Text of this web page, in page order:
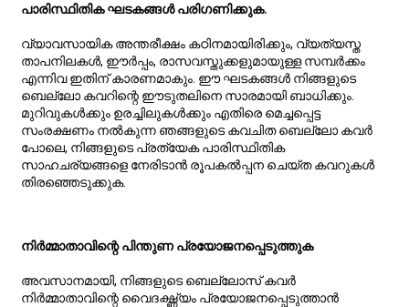
പാരിസ്ഥിതിക ഘടകങ്ങൾ പരിഗണിക്കുക.
വ്യാവസായിക അന്തരീക്ഷം കഠിനമായിരിക്കും, വ്യത്യസ്ത
താപനിലകൾ, ഈർപ്പം, രാസവസ്തുക്കളുമായുള്ള സമ്പർക്കം
എന്നിവ ഇതിന് കാരണമാകും. ഈ ഘടകങ്ങൾ നിങ്ങളുടെ
ബെല്ലോ കവറിന്റെ ഈടുതലിനെ സാരമായി ബാധിക്കും.
മുറിവുകൾക്കും ഉരച്ചിലുകൾക്കും എതിരെ മെച്ചപ്പെട്ട
സംരക്ഷണം നൽകുന്ന ഞങ്ങളുടെ കവചിത ബെല്ലോ കവർ
പോലെ, നിങ്ങളുടെ പ്രത്യേക പാരിസ്ഥിതിക
സാഹചര്യങ്ങളെ നേരിടാൻ രൂപകൽപ്പന ചെയ്ത കവറുകൾ
തിരഞ്ഞെടുക്കുക.
നിർമ്മാതാവിന്റെ പിന്തുണ പ്രയോജനപ്പെടുത്തുക
അവസാനമായി, നിങ്ങളുടെ ബെല്ലോസ് കവർ
നിർമ്മാതാവിന്റെ വൈദഗ്ദ്ധ്യം പ്രയോജനപ്പെടുത്താൻ